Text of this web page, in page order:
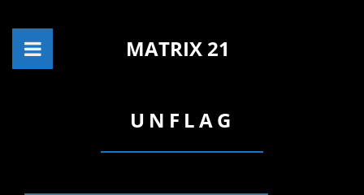
MATRIX 21
UNFLAG